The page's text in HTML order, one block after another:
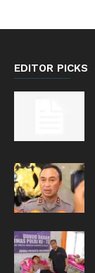
EDITOR PICKS